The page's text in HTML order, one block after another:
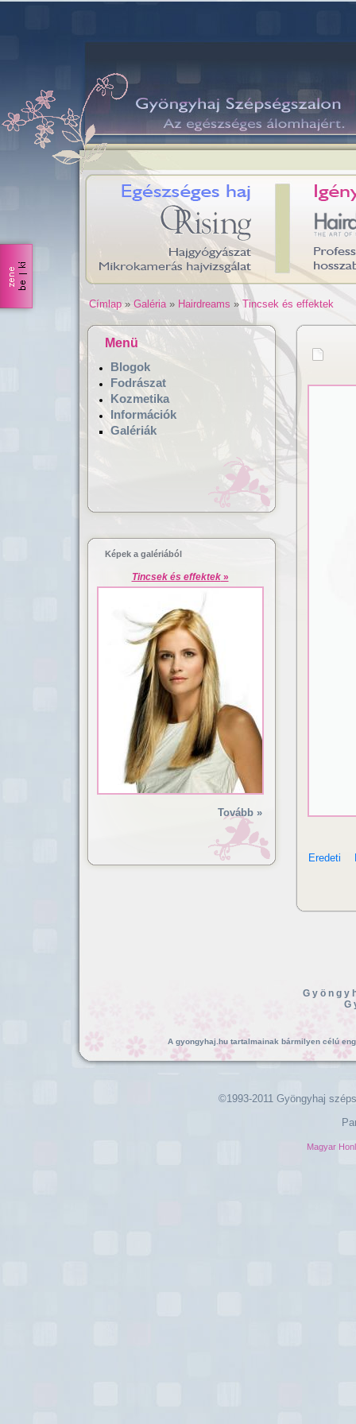
Hajgyógyászat,
Címlap» Galéria» Hairdreams » Tincsek és effektek
Eredeti
Menü
Blogok
Fodrászat
Kozmetika
Információk
Galériák
Képek a galériából
Tincsek és effektek»
Tovább »
A gyongyhaj.hu tartalmainak bármilyen célú
©1993-2011 Gyöngyhaj
Magyar